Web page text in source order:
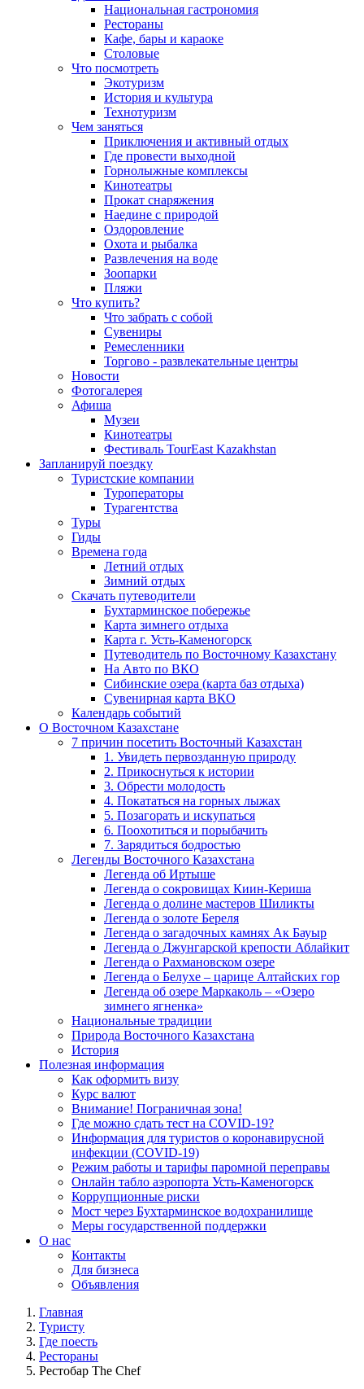
Национальная гастрономия
Рестораны
Кафе, бары и караоке
Столовые
Что посмотреть
Экотуризм
История и культура
Технотуризм
Чем заняться
Приключения и активный отдых
Где провести выходной
Горнолыжные комплексы
Кинотеатры
Прокат снаряжения
Наедине с природой
Оздоровление
Охота и рыбалка
Развлечения на воде
Зоопарки
Пляжи
Что купить?
Что забрать с собой
Сувениры
Ремесленники
Торгово - развлекательные центры
Новости
Фотогалерея
Афиша
Музеи
Кинотеатры
Фестиваль TourEast Kazakhstan
Запланируй поездку
Туристские компании
Туроператоры
Турагентства
Туры
Гиды
Времена года
Летний отдых
Зимний отдых
Скачать путеводители
Бухтарминское побережье
Карта зимнего отдыха
Карта г. Усть-Каменогорск
Путеводитель по Восточному Казахстану
На Авто по ВКО
Сибинские озера (карта баз отдыха)
Сувенирная карта ВКО
Календарь событий
О Восточном Казахстане
7 причин посетить Восточный Казахстан
1. Увидеть первозданную природу
2. Прикоснуться к истории
3. Обрести молодость
4. Покататься на горных лыжах
5. Позагорать и искупаться
6. Поохотиться и порыбачить
7. Зарядиться бодростью
Легенды Восточного Казахстана
Легенда об Иртыше
Легенда о сокровищах Киин-Кериша
Легенда о долине мастеров Шиликты
Легенда о золоте Береля
Легенда о загадочных камнях Ак Бауыр
Легенда о Джунгарской крепости Аблайкит
Легенда о Рахмановском озере
Легенда о Белухе – царице Алтайских гор
Легенда об озере Маркаколь – «Озеро
зимнего ягненка»
Национальные традиции
Природа Восточного Казахстана
История
Полезная информация
Как оформить визу
Курс валют
Внимание! Пограничная зона!
Где можно сдать тест на COVID-19?
Информация для туристов о коронавирусной
инфекции (COVID-19)
Режим работы и тарифы паромной переправы
Онлайн табло аэропорта Усть-Каменогорск
Коррупционные риски
Мост через Бухтарминское водохранилище
Меры государственной поддержки
О нас
Контакты
Для бизнеса
Объявления
Главная
Туристу
Где поесть
Рестораны
Рестобар The Chef